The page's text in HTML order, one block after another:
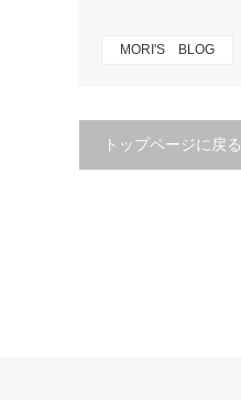
MORI'S BLOG
トップページに戻る